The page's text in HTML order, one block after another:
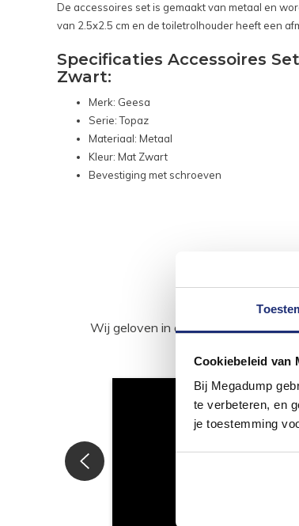
Cookiebeleid van
Bij Megadump
te verbeteren, en
je toestemming
De accessoires set is gemaakt van metaal en
van 2.5x2.5 cm en de toiletrolhouder heeft een
Specificaties Accessoires
Zwart:
Merk: Geesa
Serie: Topaz
Materiaal: Metaal
Kleur: Mat Zwart
Bevestiging met schroeven
Wij geloven in de kracht van delen.